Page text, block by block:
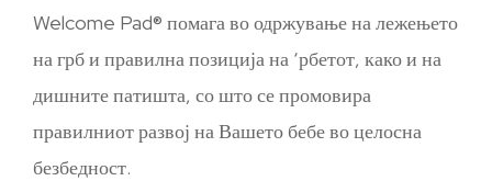
Welcome Pad® помага во одржување на лежењето
на грб и правилна позиција на ‘рбетот, како и на
дишните патишта, со што се промовира
правилниот развој на Вашето бебе во целосна
безбедност.